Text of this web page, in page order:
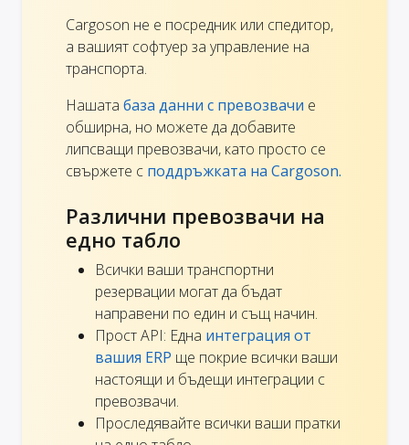
Cargoson не е посредник или спедитор,
а вашият софтуер за управление на
транспорта.
Нашата база данни с превозвачи е
обширна, но можете да добавите
липсващи превозвачи, като просто се
свържете с поддръжката на Cargoson.
Различни превозвачи на
едно табло
Всички ваши транспортни
резервации могат да бъдат
направени по един и същ начин.
Прост API: Една интеграция от
вашия ERP ще покрие всички ваши
настоящи и бъдещи интеграции с
превозвачи.
Проследявайте всички ваши пратки